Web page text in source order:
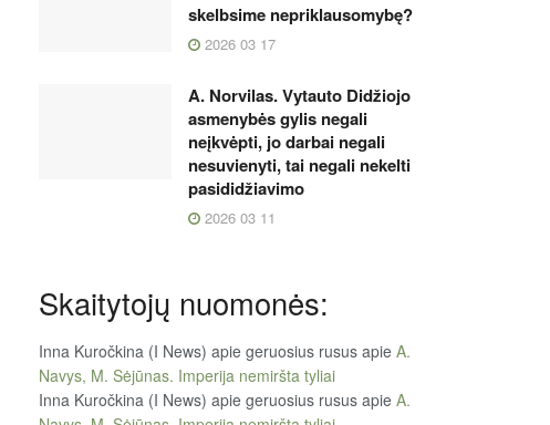
skelbsime nepriklausomybę?
2026 03 17
A. Norvilas. Vytauto Didžiojo
asmenybės gylis negali
neįkvėpti, jo darbai negali
nesuvienyti, tai negali nekelti
pasididžiavimo
2026 03 11
Skaitytojų nuomonės:
Inna Kuročkina (I News) apie geruosius rusus apie A.
Navys, M. Sėjūnas. Imperija nemiršta tyliai
Inna Kuročkina (I News) apie geruosius rusus apie A.